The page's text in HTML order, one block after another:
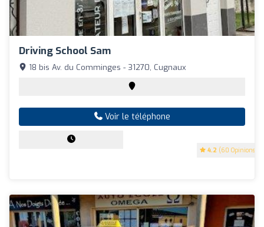
Driving School Sam
4.2 (60 Opinions)
18 bis Av. du Comminges - 31270, Cugnaux
Voir le téléphone